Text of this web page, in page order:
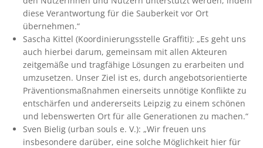
diese Verantwortung für die Sauberkeit vor Ort
übernehmen.“
Sascha Kittel (Koordinierungsstelle Graffiti): „Es geht uns
auch hierbei darum, gemeinsam mit allen Akteuren
zeitgemäße und tragfähige Lösungen zu erarbeiten und
umzusetzen. Unser Ziel ist es, durch angebotsorientierte
Präventionsmaßnahmen einerseits unnötige Konflikte zu
entschärfen und andererseits Leipzig zu einem schönen
und lebenswerten Ort für alle Generationen zu machen.“
Sven Bielig (urban souls e. V.): „Wir freuen uns
insbesondere darüber, eine solche Möglichkeit hier für